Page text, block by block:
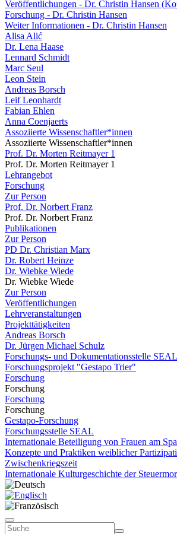
Veröffentlichungen - Dr. Christin Hansen
Forschung - Dr. Christin Hansen
Weiter Informationen - Dr. Christin Hansen
Alisa Alić
Dr. Lena Haase
Lennard Schmidt
Marc Seul
Leon Stein
Andreas Borsch
Leif Leonhardt
Fabian Ehlen
Anna Coenjaerts
Assoziierte Wissenschaftler*innen
Assoziierte Wissenschaftler*innen
Prof. Dr. Morten Reitmayer 1
Prof. Dr. Morten Reitmayer 1
Lehrangebot
Forschung
Zur Person
Prof. Dr. Norbert Franz
Prof. Dr. Norbert Franz
Publikationen
Zur Person
PD Dr. Christian Marx
Dr. Robert Heinze
Dr. Wiebke Wiede
Dr. Wiebke Wiede
Zur Person
Veröffentlichungen
Lehrveranstaltungen
Projekttätigkeiten
Andreas Borsch
Dr. Jürgen Michael Schulz
Forschungs- und Dokumentationsstelle SEAL
Forschungsprojekt "Gestapo Trier"
Forschung
Forschung
Forschung
Forschung
Gestapo-Forschung
Forschungsstelle SEAL
Internationale Beteiligung von Frauen am
Konzepte und Praktiken weiblicher
Zwischenkriegszeit
Internationale Kulturgeschichte der